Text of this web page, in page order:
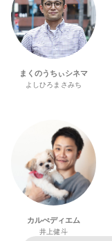
まくのうちぃシネマ
よしひろまさみち
カルぺディエム
井上健斗